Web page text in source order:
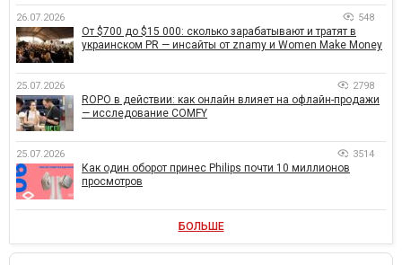
26.07.2026 548
От $700 до $15 000: сколько зарабатывают и тратят в
украинском PR — инсайты от znamy и Women Make Money
25.07.2026 2798
ROPO в действии: как онлайн влияет на офлайн-продажи
— исследование COMFY
25.07.2026 3514
Как один оборот принес Philips почти 10 миллионов
просмотров
БОЛЬШЕ